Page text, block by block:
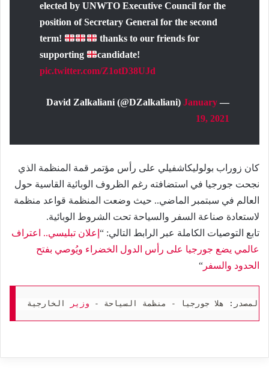
elected by UNWTO Executive Council for the
position of Secretary General for the second
term!
thanks to our friends for
supporting
candidate!
pic.twitter.com/Z1otD38UJd
— David Zalkaliani (@DZalkaliani)
January
19, 2021
كان زوراب بولوليكاشفيلي على رأس مؤتمر قمة المنظمة الذي
نجحت جورجيا في استضافته رغم الظروف الوبائية القاسية حول
العالم في سبتمبر الماضي.. حيث وضعت المنظمة قواعد منظمة
لاستعادة صناعة السفر والسياحة تحت الشروط الوبائية.
تابع التوصيات الكاملة عبر الرابط التالي: “ إعلان تبليسي.. اعتراف
عالمي يضع جورجيا على رأس الدول الخضراء ويُوصي بفتح
الحدود والسفر “
المصدر: هلا جورجيا - منظمة السياحة - وزير الخارجية